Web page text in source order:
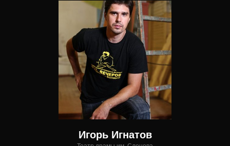
Игорь Игнатов